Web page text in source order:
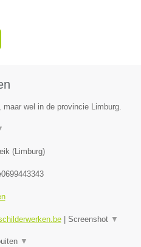
wel in de provincie Limburg.
(Limburg)
| Screenshot ▼
▼